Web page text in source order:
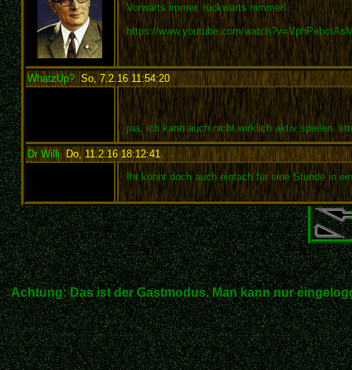
Vorwärts immer, rückwärts nimmer!
https://www.youtube.com/
WhatzUp?,So, 7.2.16 11:54:20:
jaa, ich kann auch nicht wirklich aktiv spielen.
Dr Willi Do, 11.2.16 18:12:41:
Ihr könnt doch auch einfach für eine Stunde in
Achtung: Das ist der Gastmodus. Man kann nur